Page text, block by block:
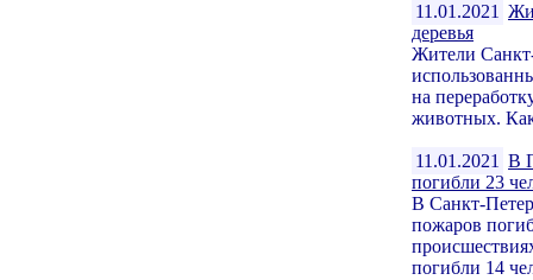
11.01.2021
деревья
Жители
на
животных.
11.01.2021 В
погибли 23
В Санкт-
пожаров
погибли 14